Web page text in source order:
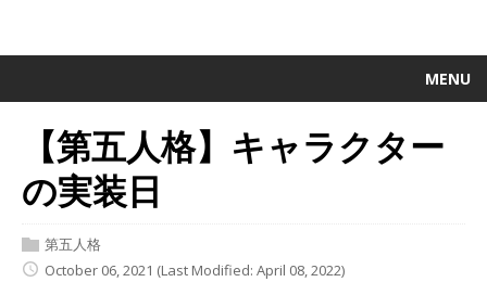
MENU
【第五人格】キャラクター
の実装日
第五人格
October 06, 2021 (Last Modified: April 08, 2022)